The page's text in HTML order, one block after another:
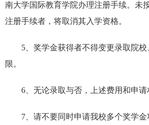
南大学国际教育学院办理注册手续。未
注册手续者，将取消其入学资格。
5、奖学金获得者不得变更录取院
限。
6、无论录取与否，上述费用和申请
7、请不要同时申请我校多个奖学金